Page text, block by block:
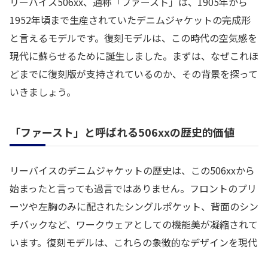
1952年頃まで生産されていたデニムジャケットの完成形
と言えるモデルです。復刻モデルは、この時代の空気感を
現代に蘇らせるために誕生しました。まずは、なぜこれほ
どまでに復刻版が支持されているのか、その背景を探って
いきましょう。
「ファースト」と呼ばれる506xxの歴史的価値
リーバイスのデニムジャケットの歴史は、この506xxから
始まったと言っても過言ではありません。フロントのプリ
ーツや左胸のみに配されたシングルポケット、背面のシン
チバックなど、ワークウェアとしての機能美が凝縮されて
います。復刻モデルは、これらの象徴的なデザインを現代